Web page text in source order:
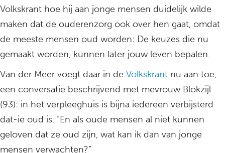
Volkskrant hoe hij aan jonge mensen duidelijk wilde
maken dat de ouderenzorg ook over hen gaat, omdat
de meeste mensen oud worden: De keuzes die nu
gemaakt worden, kunnen later jouw leven bepalen.
Van der Meer voegt daar in de Volkskrant nu aan toe,
een conversatie beschrijvend met mevrouw Blokzijl
(93): in het verpleeghuis is bijna iedereen verbijsterd
dat-ie oud is. “En als oude mensen al niet kunnen
geloven dat ze oud zijn, wat kan ik dan van jonge
mensen verwachten?”